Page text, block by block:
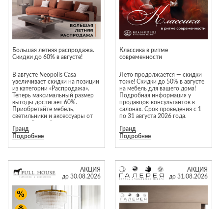
Кухонные
гарнитуры
Спецодежда
Средства
индивидуальной
защиты
лояльности.
Подробную информацию вы
можете получить в Togas
Ателье на 1 этаже
Большая летняя распродажа.
Скидки до 60% в августе!
В августе Neopolis Casa
увеличивает скидки на позиции
из категории «Распродажа».
Теперь максимальный размер
выгоды достигает 60%.
Приобретайте мебель,
светильники и аксессуары от
привлекательных условиях!*
акции участвуют
исключительно новые
предметы интерьера. Каждая
модель проходит тщательную
проверку перед продажей;
гарантия производителя
Гранд
Подробнее
Классика в ритме
современности
Лето продолжается — скидки
тоже! Скидки до 50% в августе
на мебель для вашего дома!
Подробная информация у
продавцов-консультантов в
салонах. Срок проведения с 1
по 31 августа 2026 года.
Гранд
Подробнее
АКЦИЯ
до 30.08.2026
АКЦИЯ
до 31.08.2026